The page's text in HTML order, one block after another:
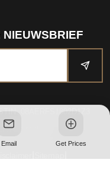
Alle rechten
Email Get Prices